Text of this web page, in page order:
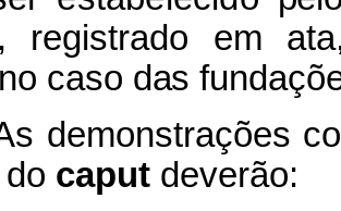
, registrado em
no caso das fundaçõ
demonstrações
caput deverão: